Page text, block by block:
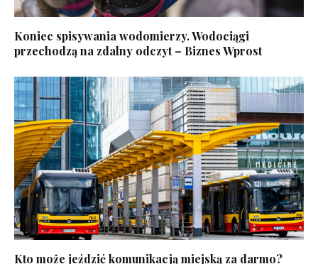
Koniec spisywania wodomierzy. Wodociągi
przechodzą na zdalny odczyt – Biznes Wprost
Kto może jeździć komunikacją miejską za darmo?